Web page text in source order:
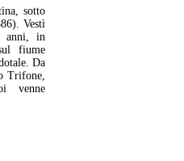
sotto
Vestì
anni, in
fiume
Da
Trifone,
venne